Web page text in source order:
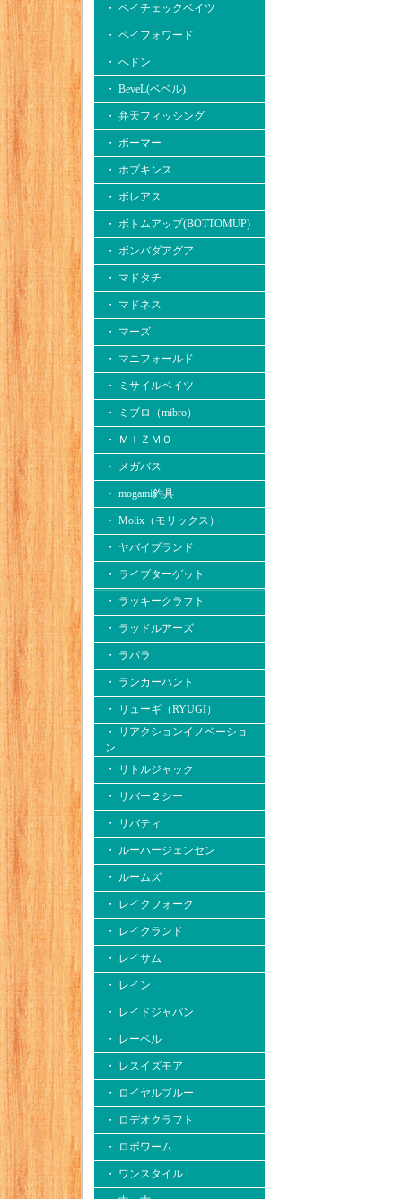
・ ペイチェックベイツ
・ ペイフォワード
・ へドン
・ BeveL(ベベル)
・ 弁天フィッシング
・ ボーマー
・ ホプキンス
・ ボレアス
・ ボトムアップ(BOTTOMUP)
・ ボンバダアグア
・ マドタチ
・ マドネス
・ マーズ
・ マニフォールド
・ ミサイルベイツ
・ ミブロ（mibro）
・ ＭＩＺＭＯ
・ メガバス
・ mogami釣具
・ Molix（モリックス）
・ ヤバイブランド
・ ライブターゲット
・ ラッキークラフト
・ ラッドルアーズ
・ ラパラ
・ ランカーハント
・ リューギ（RYUGI）
・ リアクションイノベーショ
ン
・ リトルジャック
・ リバー２シー
・ リバティ
・ ルーハージェンセン
・ ルームズ
・ レイクフォーク
・ レイクランド
・ レイサム
・ レイン
・ レイドジャパン
・ レーベル
・ レスイズモア
・ ロイヤルブルー
・ ロデオクラフト
・ ロボワーム
・ ワンスタイル